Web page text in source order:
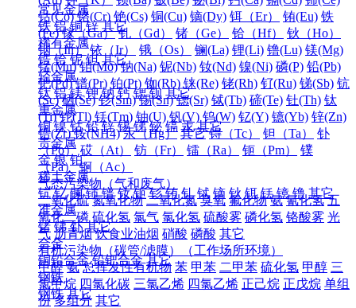
钴(Co) 铬(Cr) 铯(Cs) 铜(Cu) 镝(Dy) 铒（Er） 铕(Eu) 铁
(Fe) 镓（Ga） 钆（Gd） 锗（Ge） 铪（Hf）
钬（Ho）
铟（In） 铱（Ir） 锇（Os） 镧(La) 锂(Li) 镥(Lu) 镁(Mg)
锰(Mn) 钼(Mo) 钠(Na) 铌(Nb) 钕(Nd) 镍(Ni) 磷(P) 铅(Pb)
钯(Pd) 镨(Pr) 铂(Pt) 铷(Rb) 铼(Re) 铑(Rh) 钌(Ru) 锑(Sb) 钪
(Sc) 硒(Se) 钐(Sm) 锡(Sn) 锶(Sr) 铽(Tb) 碲(Te) 钍(Th) 钛
(Ti) 铊(Tl) 铥(Tm) 铀(U) 钒(V) 钨(W) 钇(Y) 镱(Yb) 锌(Zn)
锆(Zr) 铵(NH4) 汞（Hg） 其它 锝（Tc） 钽（Ta）
钋
（Po） 砹（At） 钫（Fr） 镭（Ra） 钷（Pm）
镤
（Pa） 锕（Ac）
气态污染物（气和废气）
二氧化硫 氮氧化物 二氧化氮 臭氧 氟化物 氨 氰化氢 五
氧化二磷 硫化氢 氯气 氯化氢 硫酸雾 磷化氢 铬酸雾 光
气 沥青烟 饮食业油烟 硝酸 磷酸 其它
有机污染物（碳管/滤膜）（工作场所环境）
甲醛 氨 总挥发性有机物 苯 甲苯 二甲苯 硫化氢 甲醇 三
氯甲烷 四氯化碳 三氯乙烯 四氯乙烯 正己烷 正戊烷 单组
份 多组分 其它
常见金属
铁 铝 铜 锌 其它
稀有金属
锆 铪 铌 钽 其它
轻金属
钛 铝 镁 钾 钠 钙 锶 钡 其它
重金属
铜 镍 钴 铅 锌 锡 锑 铋 镉 汞 其它
贵金属
金 银 铂
稀土金属
钪 钇 镧 铈 镨 钕 钷 钐 铕 钆 铽 镝 钬 铒 铥 镱 镥 其它
准金属
锗 锑 钋 其它
合金
铜铅合金 铅钯合金 其它
钢铁
钢铁 其它